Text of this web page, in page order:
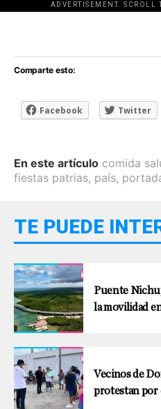
ADVERTISEMENT. SCROLL
[adsforwp
Comparte esto:
Facebook Twitter
En este artículo comida
fiestas patrias, país,
TE PUEDE
Puente
la movilidad
Vecinos de
protestan por